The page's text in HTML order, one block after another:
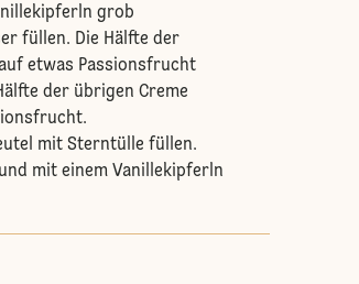
grob
füllen. Die Hälfte der
etwas Passionsfrucht
der übrigen Creme
mit Sterntülle füllen.
mit einem Vanillekipferln